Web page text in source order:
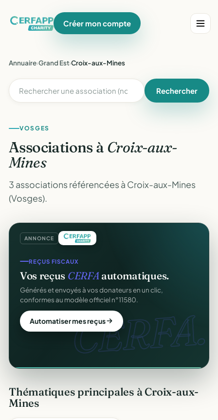
Créer mon compte
Annuaire›Grand Est›Croix-aux-Mines
Rechercher
VOSGES
Associations à Croix-aux-
Mines
3 associations référencées à Croix-aux-Mines
(Vosges).
ANNONCE
CERFA.
REÇUS FISCAUX
Vos reçus CERFAautomatiques.
Générés et envoyés à vos donateurs en un clic,
conformes au modèle officiel n°11580.
Automatiser mes reçus
CRM ASSOCIATIF
UnCRM completpour vos membres.
Fiches donateurs, historique des dons, relances,
adhésions — fini les fichiers Excel.
Découvrir le CRM gratuit
Thématiques principales à Croix-aux-
Mines